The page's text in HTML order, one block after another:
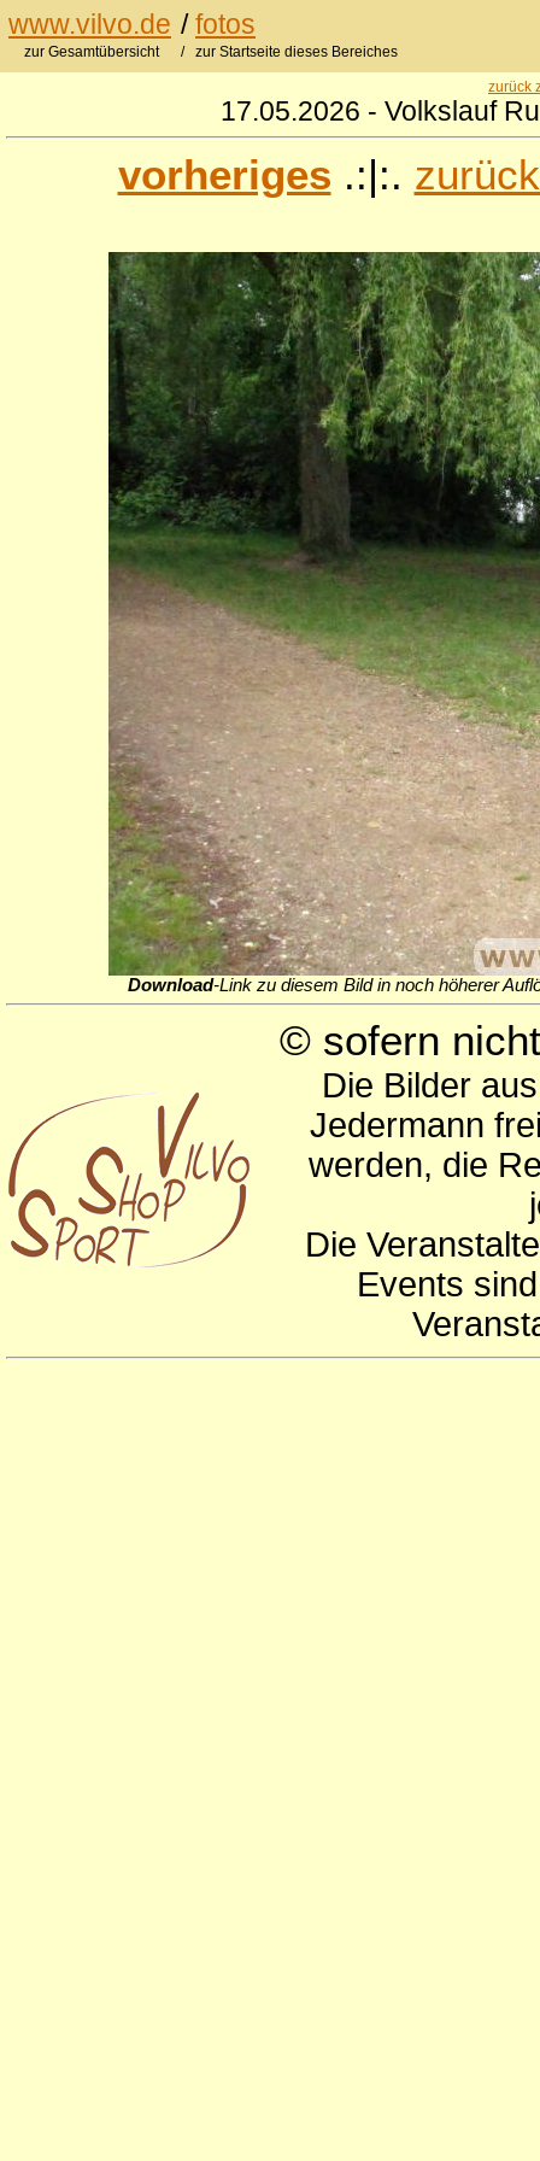
www.vilvo.de /fotos
zur Gesamtübersicht / zur Startseite dieses Bereiches
zurück
17.05.2026 - Volkslauf
vorheriges .:|:.
Download-Link zu diesem Bild in noch höherer
© sofern
Die Bilder
Jedermann
werden, die
Die
Events